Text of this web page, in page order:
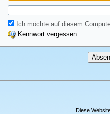
Ich möchte auf diesem
Kennwort vergessen
Diese